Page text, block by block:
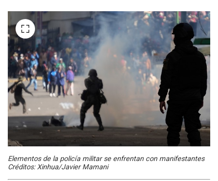
Elementos de la policía militar se enfrentan con manifestantes
Créditos: Xinhua/Javier Mamani